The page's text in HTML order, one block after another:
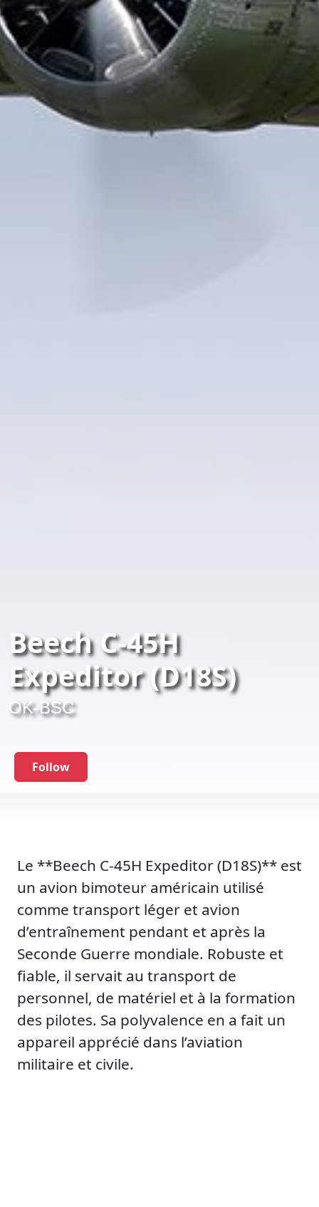
Beech C-45H
Expeditor (D18S)
OK-BSC
Follow
Le **Beech C-45H Expeditor (D18S)** est
un avion bimoteur américain utilisé
comme transport léger et avion
d’entraînement pendant et après la
Seconde Guerre mondiale. Robuste et
fiable, il servait au transport de
personnel, de matériel et à la formation
des pilotes. Sa polyvalence en a fait un
appareil apprécié dans l’aviation
militaire et civile.